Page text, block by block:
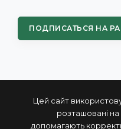
Цей сайт
розташовані
допомагають
ПОДПИСАТЬСЯ НА